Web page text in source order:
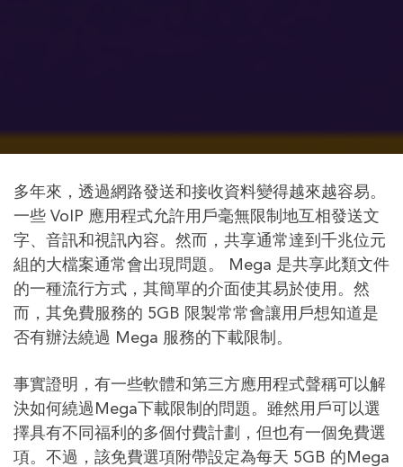
多年來，透過網路發送和接收資料變得越來越容易。
一些 VoIP 應用程式允許用戶毫無限制地互相發送文
字、音訊和視訊內容。然而，共享通常達到千兆位元
組的大檔案通常會出現問題。 Mega 是共享此類文件
的一種流行方式，其簡單的介面使其易於使用。然
而，其免費服務的 5GB 限製常常會讓用戶想知道是
否有辦法繞過 Mega 服務的下載限制。
事實證明，有一些軟體和第三方應用程式聲稱可以解
決如何繞過Mega下載限制的問題。雖然用戶可以選
擇具有不同福利的多個付費計劃，但也有一個免費選
項。不過，該免費選項附帶設定為每天 5GB 的Mega